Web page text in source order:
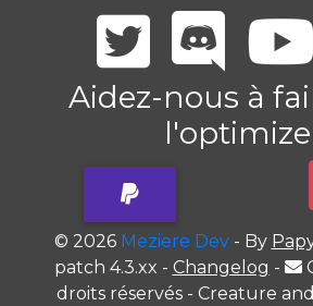
Aidez-nous à
© 2026 Meziere Dev- By
patch 4.3.xx - Changelog -
droits réservés - Creature